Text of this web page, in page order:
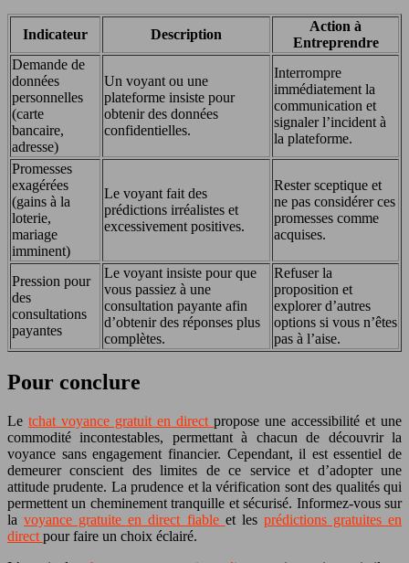
Indicateur Description
Action à
Entreprendre
Demande de
données
personnelles
(carte
bancaire,
adresse)
Un voyant ou une
plateforme insiste pour
obtenir des données
confidentielles.
Interrompre
immédiatement la
communication et
signaler l’incident à
la plateforme.
Promesses
exagérées
(gains à la
loterie,
mariage
imminent)
Le voyant fait des
prédictions irréalistes et
excessivement positives.
Rester sceptique et
ne pas considérer ces
promesses comme
acquises.
Pression pour
des
consultations
payantes
Le voyant insiste pour que
vous passiez à une
consultation payante afin
d’obtenir des réponses plus
complètes.
Refuser la
proposition et
explorer d’autres
options si vous n’êtes
pas à l’aise.
Pour conclure
Le tchat voyance gratuit en direct propose une accessibilité et une
commodité incontestables, permettant à chacun de découvrir la
voyance sans engagement financier. Cependant, il est essentiel de
demeurer conscient des limites de ce service et d’adopter une
attitude prudente. La prudence et la vérification sont des qualités qui
permettent un cheminement tranquille et sécurisé. Informez-vous sur
lavoyance gratuite en direct fiable et les prédictions gratuites en
direct pour faire un choix éclairé.